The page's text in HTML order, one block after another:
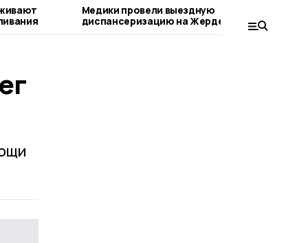
Медики провели выездную
диспансеризацию на Жердевском
сахарном заводе